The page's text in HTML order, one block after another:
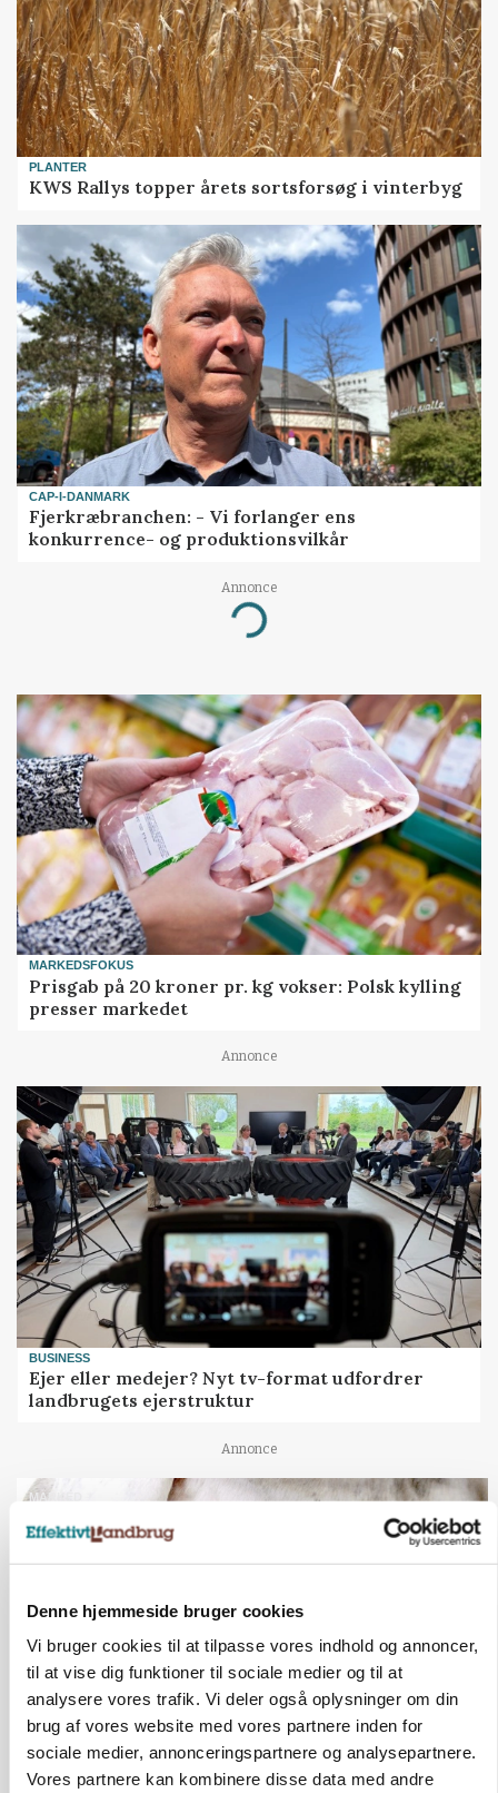
Denne hjemmeside bruger cookies
Vi bruger cookies til at tilpasse vores indhold og annoncer,
til at vise dig funktioner til sociale medier og til at
analysere vores trafik. Vi deler også oplysninger om din
brug af vores website med vores partnere inden for
sociale medier, annonceringspartnere og analysepartnere.
Vores partnere kan kombinere disse data med andre
PLANTER
KWS Rallys topper årets sortsforsøg i vinterbyg
CAP-I-DANMARK
Fjerkræbranchen: - Vi forlanger ens
konkurrence- og produktionsvilkår
Annonce
Loading...
MARKEDSFOKUS
Prisgab på 20 kroner pr. kg vokser: Polsk kylling
presser markedet
Annonce
BUSINESS
Ejer eller medejer? Nyt tv-format udfordrer
landbrugets ejerstruktur
Annonce
MARKED
Annonce
Loading...